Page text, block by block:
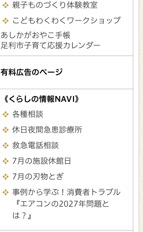
親子ものづくり体験教室
こどもわくわくワークショップ
あしかがおやこ手帳
足利市子育て応援カレンダー
有料広告のページ
《くらしの情報NAVI》
各種相談
休日夜間急患診療所
救急電話相談
7月の施設休館日
7月の刃物とぎ
事例から学ぶ！消費者トラブル
『エアコンの2027年問題と
は？』